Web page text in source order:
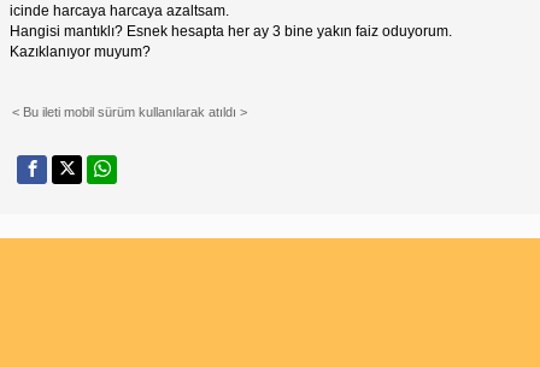
icinde harcaya harcaya azaltsam.
Hangisi mantıklı? Esnek hesapta her ay 3 bine yakın faiz oduyorum.
Kazıklanıyor muyum?
< Bu ileti mobil sürüm kullanılarak atıldı >